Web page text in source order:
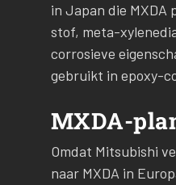
in Japan die MXDA
stof, meta-
corrosieve
gebruikt in epoxy-
MXDA-
Omdat Mitsubishi
naar MXDA in